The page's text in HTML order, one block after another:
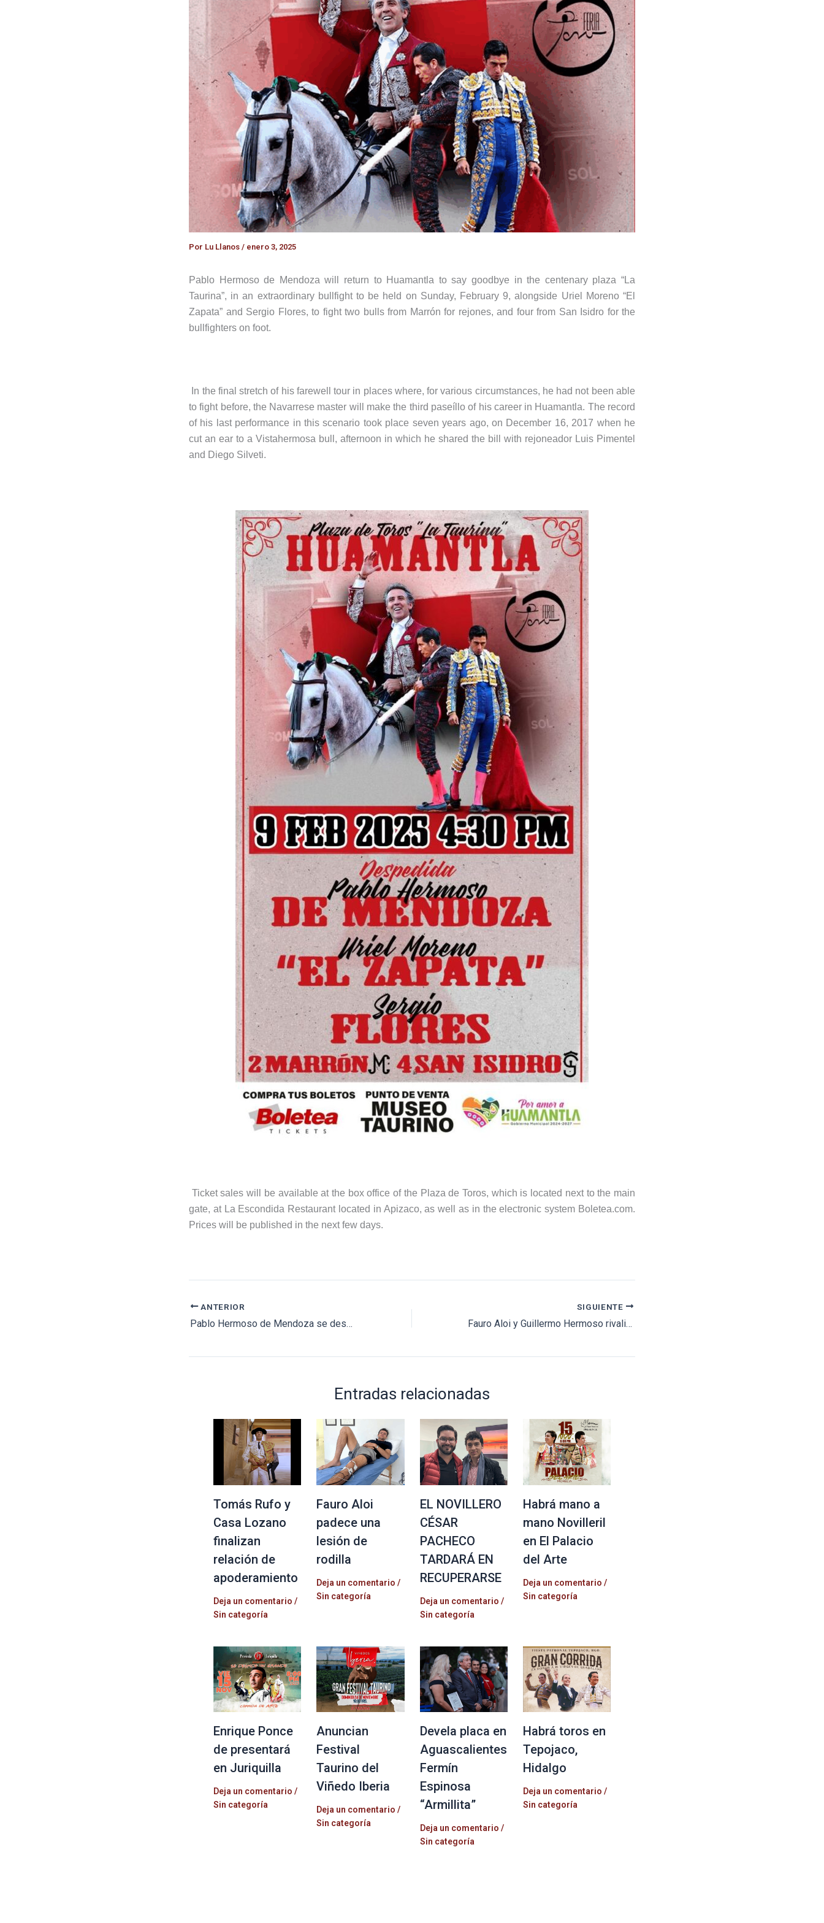
Por Lu Llanos / enero 3, 2025
Pablo Hermoso de Mendoza will return to Huamantla to say goodbye in the centenary plaza “La
Taurina”, in an extraordinary bullfight to be held on Sunday, February 9, alongside Uriel Moreno “El
Zapata” and Sergio Flores, to fight two bulls from Marrón for rejones, and four from San Isidro for the
bullfighters on foot.
In the final stretch of his farewell tour in places where, for various circumstances, he had not been able
to fight before, the Navarrese master will make the third paseíllo of his career in Huamantla. The record
of his last performance in this scenario took place seven years ago, on December 16, 2017 when he
cut an ear to a Vistahermosa bull, afternoon in which he shared the bill with rejoneador Luis Pimentel
and Diego Silveti.
Ticket sales will be available at the box office of the Plaza de Toros, which is located next to the main
gate, at La Escondida Restaurant located in Apizaco, as well as in the electronic system Boletea.com.
Prices will be published in the next few days.
ANTERIOR
Pablo Hermoso de Mendoza se despedirá de Huamantla en su gira de adiós
SIGUIENTE
Fauro Aloi y Guillermo Hermoso rivalizan en Tizimín
Entradas relacionadas
Tomás Rufo y
Casa Lozano
finalizan
relación de
apoderamiento
Deja un comentario /
Sin categoría
Fauro Aloi
padece una
lesión de
rodilla
Deja un comentario /
Sin categoría
EL NOVILLERO
CÉSAR
PACHECO
TARDARÁ EN
RECUPERARSE
Deja un comentario /
Sin categoría
Habrá mano a
mano Novilleril
en El Palacio
del Arte
Deja un comentario /
Sin categoría
Enrique Ponce
de presentará
en Juriquilla
Deja un comentario /
Sin categoría
Anuncian
Festival
Taurino del
Viñedo Iberia
Deja un comentario /
Sin categoría
Devela placa en
Aguascalientes
Fermín
Espinosa
“Armillita”
Deja un comentario /
Sin categoría
Habrá toros en
Tepojaco,
Hidalgo
Deja un comentario /
Sin categoría